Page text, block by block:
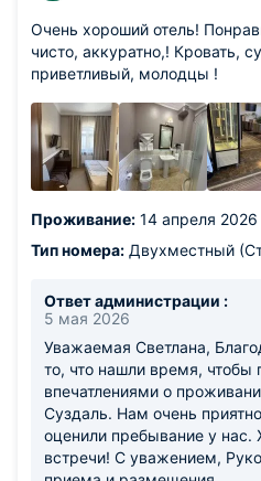
Очень хороший отель!
чисто, аккуратно,! Кровать,
приветливый, молодцы !
Проживание: 14 апреля 2026
Тип номера: Двухместный
Ответ администрации :
5 мая 2026
Уважаемая Светлана,
то, что нашли время, чтобы
впечатлениями о
Суздаль. Нам очень
оценили пребывание у
встречи! С уважением,